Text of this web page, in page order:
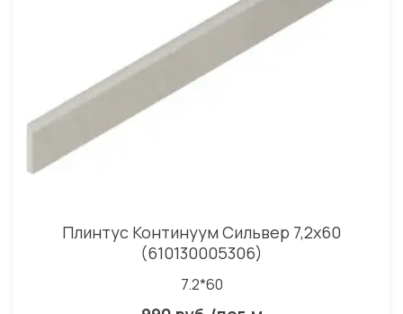
Плинтус Континуум Сильвер 7,2x60
(610130005306)
7.2*60